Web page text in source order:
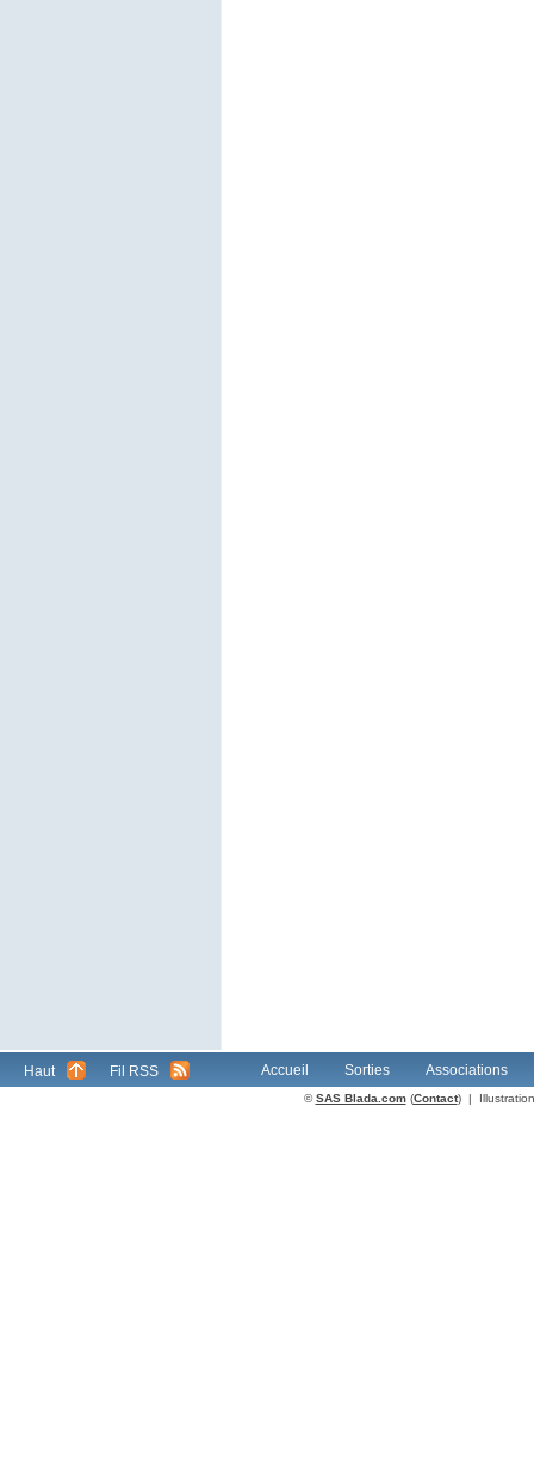
Haut Fil RSS Accueil Sorties Associations
©SAS Blada.com(Contact) |